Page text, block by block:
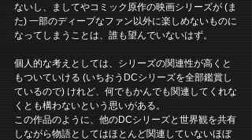
ないし、ましてやコミック原作の映画シリーズが (ま
た) 一部のディープなファン以外に楽しめないものに
なってしまうことは、誰も望んでいないはず。
個人的な考えとしては、シリーズの関連性が高くと
もついていける (いちおうDCシリーズを全部鑑賞し
ているので) けれど、何でもかんでも関連してくれな
くとも構わないという思いがある。
この作品のように、他のDCシリーズと世界観を共有
しながら物語としてはほとんど関連していないほぼ